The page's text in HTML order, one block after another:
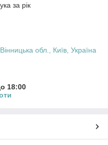
за рік
обл., Київ, Україна
18:00